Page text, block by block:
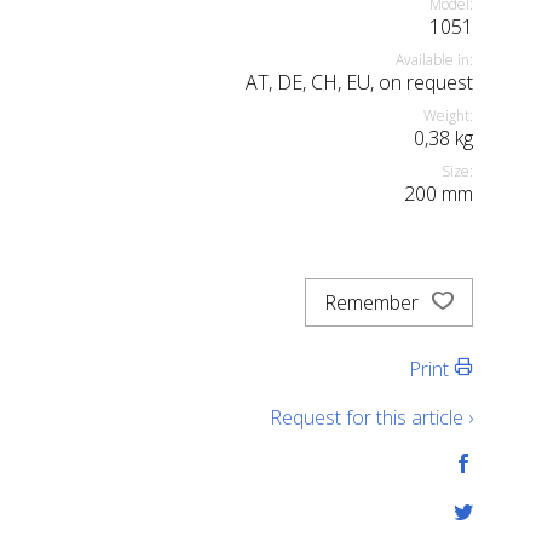
Model:
1051
Available in:
AT, DE, CH, EU, on request
Weight:
0,38 kg
Size:
200 mm
Remember
Print
Request for this article ›